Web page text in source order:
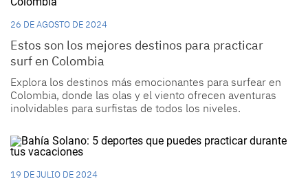
26 DE AGOSTO DE 2024
Estos son los mejores destinos para practicar
surf en Colombia
Explora los destinos más emocionantes para surfear en
Colombia, donde las olas y el viento ofrecen aventuras
inolvidables para surfistas de todos los niveles.
19 DE JULIO DE 2024